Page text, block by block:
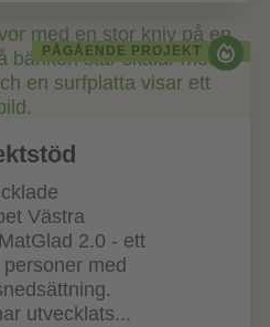
PÅGÅENDE PROJEKT
Västra
2.0 - ett
med
utvecklats...